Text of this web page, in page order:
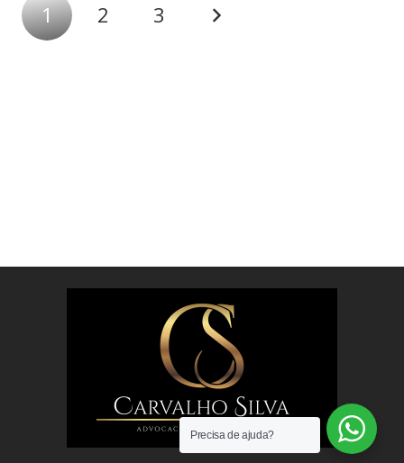
1 2 3
Precisa de ajuda?